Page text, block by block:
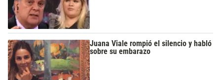
Juana Viale rompió el silencio y habló
sobre su embarazo